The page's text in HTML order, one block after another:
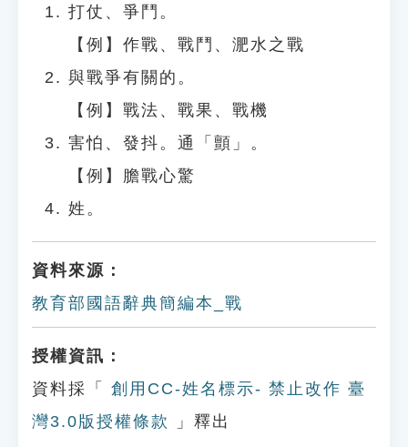
打仗、爭鬥。
【例】作戰、戰鬥、淝水之戰
與戰爭有關的。
【例】戰法、戰果、戰機
害怕、發抖。通「顫」。
【例】膽戰心驚
姓。
資料來源：
教育部國語辭典簡編本_戰
授權資訊：
資料採「
創用CC-姓名標示- 禁止改作 臺
灣3.0版授權條款
」釋出